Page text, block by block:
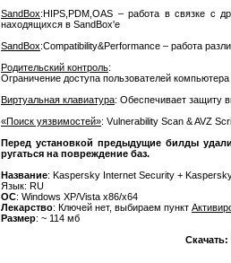
SandBox:HIPS,PDM,OAS – работа в связке с
находящихся в SandBox'е
SandBox:Compatibility&Performance – работа
Родительский контроль:
Ограничение доступа пользователей
Виртуальная клавиатура: Обеспечивает защиту
«Поиск уязвимостей»: Vulnerability Scan & AVZ
Перед установкой предыдущие билды
ругаться на повреждение баз.
Название: Kaspersky Internet Security +
Язык: RU
ОС: Windows XP/Vista x86/x64
Лекарство: Ключей нет, выбираем пункт
Размер: ~ 114 мб
Скачать: